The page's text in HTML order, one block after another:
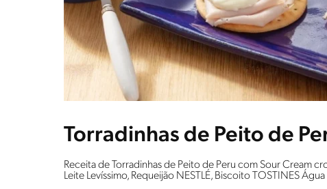
Torradinhas de Peito de
Receita de Torradinhas de Peito de Peru com Sour Cream
Leite Levíssimo, Requeijão NESTLÉ, Biscoito TOSTINES